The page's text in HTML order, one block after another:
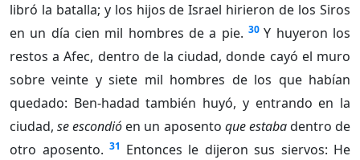
libró la batalla; y los hijos de Israel hirieron de los Siros
en un día cien mil hombres de a pie. 30 Y huyeron los
restos a Afec, dentro de la ciudad, donde cayó el muro
sobre veinte y siete mil hombres de los que habían
quedado: Ben-hadad también huyó, y entrando en la
ciudad,se escondió en un aposento que estabadentro de
otro aposento. 31 Entonces le dijeron sus siervos: He